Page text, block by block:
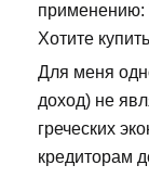
применению:
Хотите
Для меня
доход) не
греческих
кредиторам